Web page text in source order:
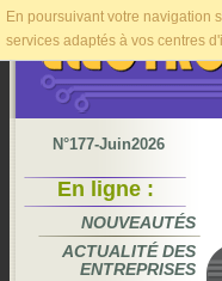
En poursuivant votre navigation
services adaptés à vos centres
N°177-Juin2026
En ligne :
NOUVEAUTÉS
ACTUALITÉ DES
ENTREPRISES